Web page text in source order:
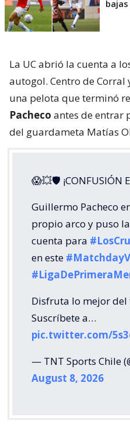
La UC abrió la cuenta a
autogol. Centro de Corral
una pelota que terminó
Pacheco antes de entrar
del guardameta Matías
😱💥🛡 ¡CONFUSIÓN
Guillermo Pacheco
propio arco y puso
cuenta para
en este
Disfruta lo mejor
Suscríbete a…
pic.twitter.com/
— TNT Sports Chile
August 8, 2026